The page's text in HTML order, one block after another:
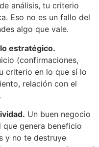
análisis, tu criterio
Eso no es un fallo del
algo que vale.
estratégico.
(confirmaciones,
criterio en lo que sí lo
relación con el
Un buen negocio
que genera beneficio
y no te destruye